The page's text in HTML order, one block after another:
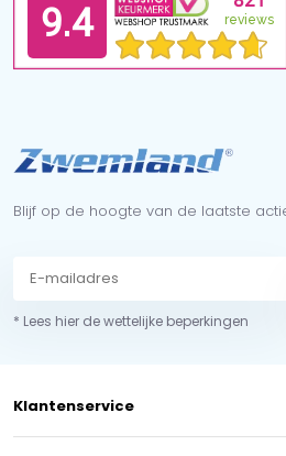
Blijf op de hoogte van de laatste
* Lees hier de wettelijke beperkingen
Klantenservice